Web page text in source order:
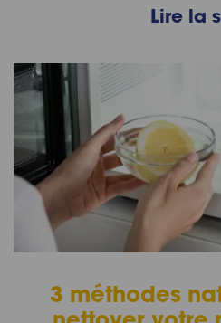
Lire la
3 méthodes